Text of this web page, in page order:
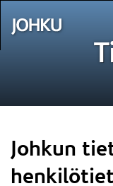
Johkun